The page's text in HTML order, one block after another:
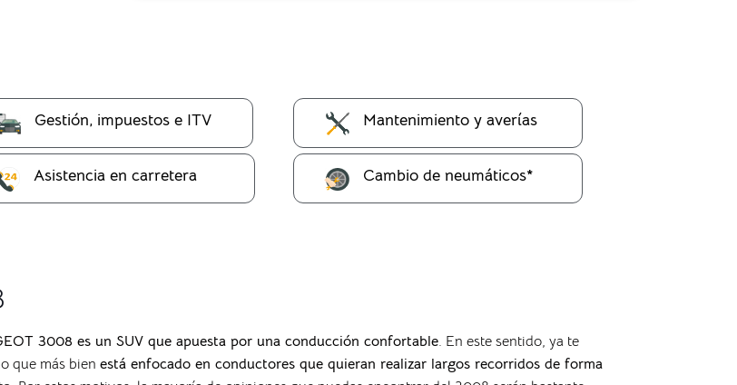
Gestión, impuestos e ITV Mantenimiento y averías
Asistencia en carretera Cambio de neumáticos*
3008 es un SUV que apuesta por una conducción confortable. En este sentido, ya te
que más bien está enfocado en conductores que quieran realizar largos recorridos de forma